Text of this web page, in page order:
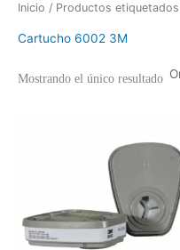
Inicio / Productos
Cartucho 6002 3M
Mostrando el único resultado